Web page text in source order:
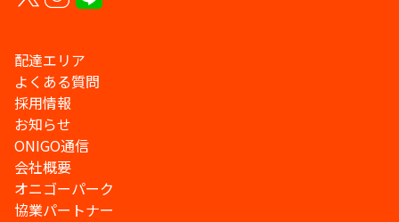
配達エリア
よくある質問
採用情報
お知らせ
ONIGO通信
会社概要
オニゴーパーク
協業パートナー